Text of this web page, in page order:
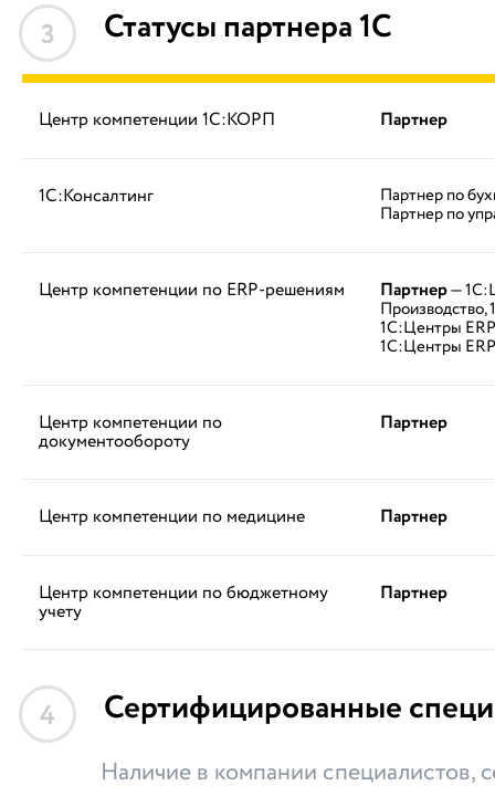
3 Статусы партнера 1С
Центр компетенции 1С:КОРП Партнер
1С:Консалтинг Партнер по
Партнер по
Центр компетенции по ERP-решениям Партнер—
Производство,
1С:Центры
1С:Центры
Центр компетенции по
документообороту
Партнер
Центр компетенции по медицине Партнер
Центр компетенции по бюджетному
учету
Партнер
4 Сертифицированные
Наличие в компании специалистов,